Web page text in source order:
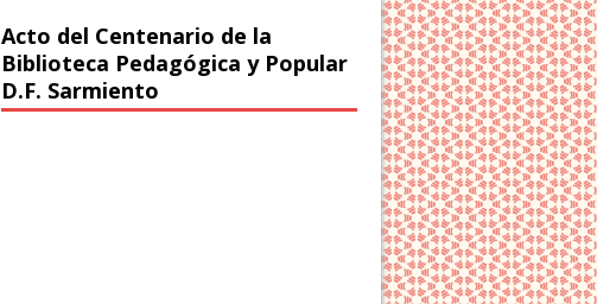
Acto del Centenario de la
Biblioteca Pedagógica y Popular
D.F. Sarmiento